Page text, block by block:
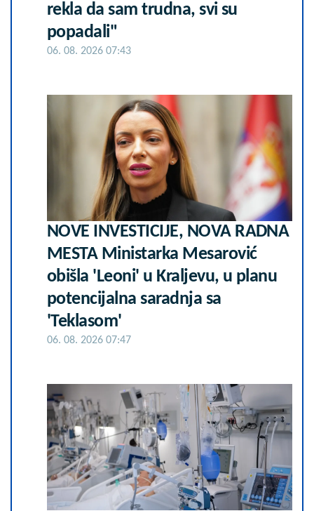
rekla da sam trudna, svi su
popadali"
06. 08. 2026 07:43
NOVE INVESTICIJE, NOVA RADNA
MESTA Ministarka Mesarović
obišla 'Leoni' u Kraljevu, u planu
potencijalna saradnja sa
'Teklasom'
06. 08. 2026 07:47